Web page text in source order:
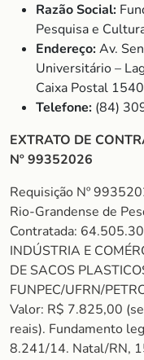
Razão Social:
Pesquisa e
Endereço:Av.
Universitário –
Caixa Postal
Telefone: (84)
EXTRATO DE
Nº 99352026
Requisição Nº
Rio-Grandense de
Contratada:
INDÚSTRIA E
DE SACOS
FUNPEC/UFRN/
Valor: R$ 7.825,00
reais). Fundamento
8.241/14. Natal/RN,